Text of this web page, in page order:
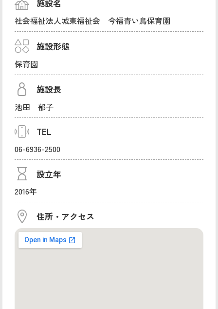
施設名
社会福祉法人城東福祉会 今福青い鳥保育園
施設形態
保育園
施設長
池田 郁子
TEL
06-6936-2500
設立年
2016年
住所・アクセス